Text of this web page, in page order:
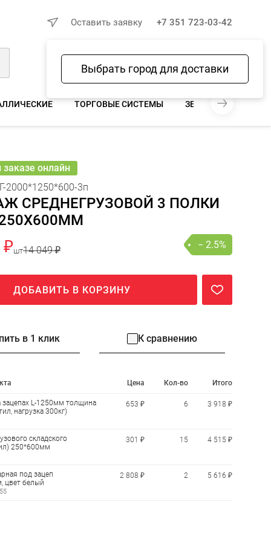
Выбрать город для доставки
Оставить заявку +7 351 723-03-42
Избранное Сравнение Корзина
ТОРГОВЫЕ СИСТЕМЫ ЗЕРКАЛА ДЛЯ
₽
₽
заказе онлайн
2000*1250*600-3п
СРЕДНЕГРУЗОВОЙ 3 ПОЛКИ
₽шт14 049 ₽ − 2.5%
ДОБАВИТЬ В КОРЗИНУ
в 1 клик К сравнению
Цена Кол-во Итого
зацепах L-1250мм толщина
нагрузка 300кг)
653 ₽ 6 3 918 ₽
складского
250*600мм
301 ₽ 15 4 515 ₽
под зацеп
цвет белый
2 808 ₽ 2 5 616 ₽